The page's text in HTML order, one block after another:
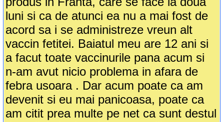
luni si ca de atunci ea nu a mai fost de
acord sa i se administreze vreun alt
vaccin fetitei. Baiatul meu are 12 ani si
a facut toate vaccinurile pana acum si
n-am avut nicio problema in afara de
febra usoara . Dar acum poate ca am
devenit si eu mai panicoasa, poate ca
am citit prea multe pe net ca sunt destul